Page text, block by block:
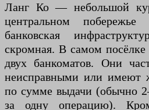
Ланг Ко — небольшой
центральном побережье
банковская
скромная. В самом посёлке
двух банкоматов. Они
неисправными или имеют
по сумме выдачи (обычно
за одну операцию).